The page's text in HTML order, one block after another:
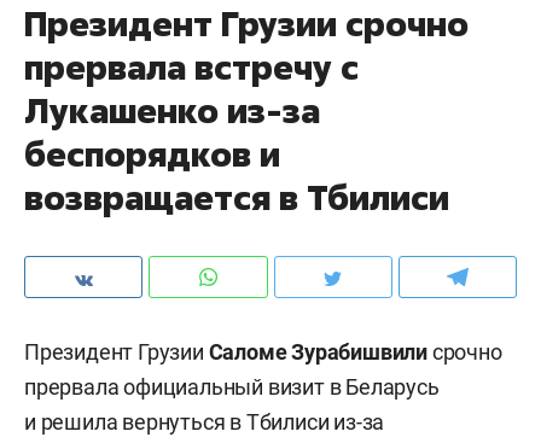
Президент Грузии срочно
прервала встречу с
Лукашенко из-за
беспорядков и
возвращается в Тбилиси
Президент Грузии Саломе Зурабишвилисрочно
прервала официальный визит в Беларусь
и решила вернуться в Тбилиси из-за